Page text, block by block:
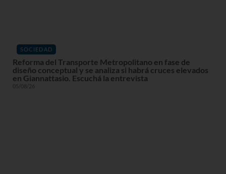
SOCIEDAD
Reforma del Transporte Metropolitano en fase de
diseño conceptual y se analiza si habrá cruces elevados
en Giannattasio. Escuchá la entrevista
05/08/26